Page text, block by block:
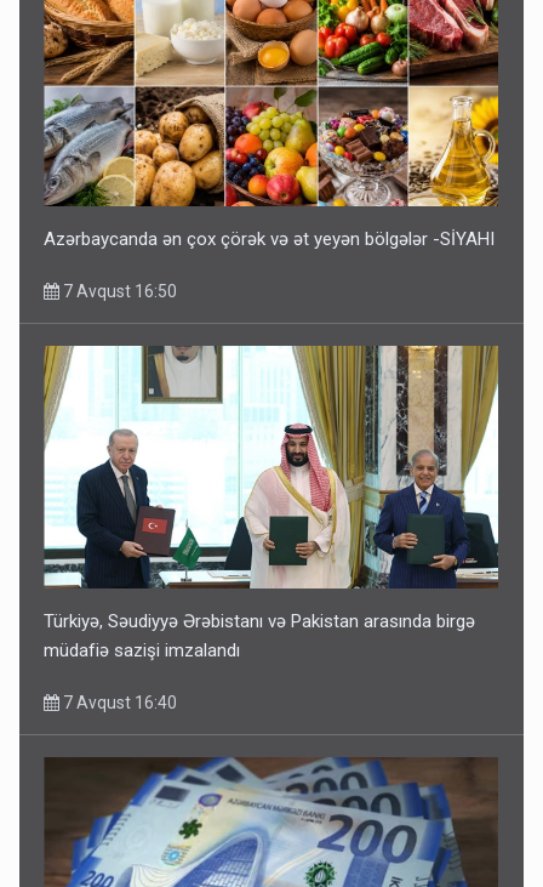
Azərbaycanda ən çox çörək və ət yeyən bölgələr -SİYAHI
7 Avqust 16:50
Türkiyə, Səudiyyə Ərəbistanı və Pakistan arasında birgə
müdafiə sazişi imzalandı
7 Avqust 16:40